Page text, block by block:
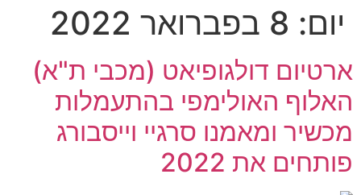
יום: 8 בפברואר 2022
ארטיום דולגופיאט (מכבי ת"א)
האלוף האולימפי בהתעמלות
מכשיר ומאמנו סרגיי וייסבורג
פותחים את 2022